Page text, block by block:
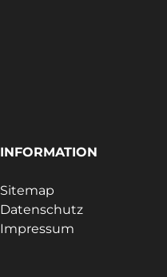
INFORMATION
Sitemap
Datenschutz
Impressum